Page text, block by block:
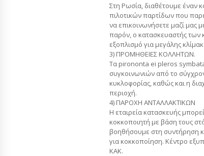
Στη Ρωσία, διαθέτουμε έναν
πιλοτικών παρτίδων που
να επικοινωνήσετε μαζί μας
παρόν, ο κατασκευαστής των
εξοπλισμό για μεγάλης
3) ΠΡΟΜΗΘΕΙΕΣ ΚΟΛΛΗΤΩΝ.
Τα pirononta ei pleros symbata
συγκοινωνιών από το
κυκλοφορίας, καθώς και η
περιοχή.
4) ΠΑΡΟΧΗ ΑΝΤΑΛΛΑΚΤΙΚΩΝ
Η εταιρεία κατασκευής
κοκκοποιητή με βάση τους
βοηθήσουμε στη συντήρηση
για κοκκοποίηση. Κέντρο
ΚΑΚ.